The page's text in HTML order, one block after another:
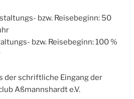
bzw. Reisebeginn: 50
bzw. Reisebeginn: 100 %
der schriftliche Eingang der
Aßmannshardt e.V.